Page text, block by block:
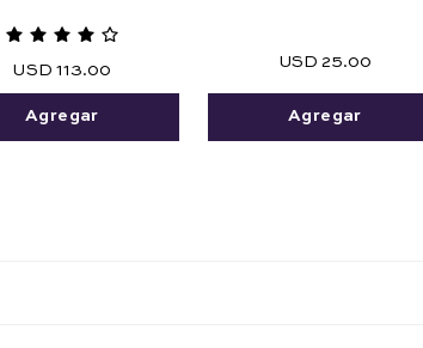
USD 113.00
Agregar
USD 25.00
Agregar